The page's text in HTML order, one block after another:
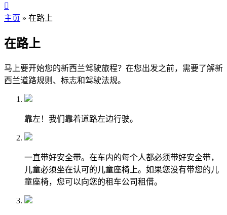
主页 » 在路上
在路上
马上要开始您的新西兰驾驶旅程？在您出发之前，需要了解新
西兰道路规则、标志和驾驶法规。
靠左！我们靠着道路左边行驶。
一直带好安全带。在车内的每个人都必须带好安全带，
儿童必须坐在认可的儿童座椅上。如果您没有带您的儿
童座椅，您可以向您的租车公司租借。